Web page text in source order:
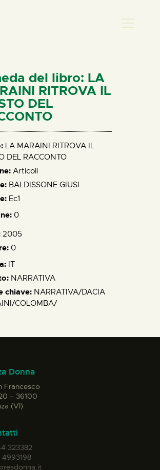
SALERNO
del libro: LA
RITROVA IL
DEL
LA MARAINI RITROVA IL
DEL RACCONTO
Articoli
BALDISSONE GIUSI
Ec1
0
2005
0
IT
NARRATIVA
chiave: NARRATIVA/DACIA
COLOMBA/
Donna
Francesco
– 36100
(VI)
323382
4993198